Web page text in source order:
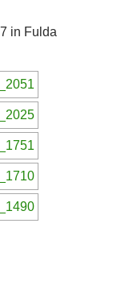
in Fulda